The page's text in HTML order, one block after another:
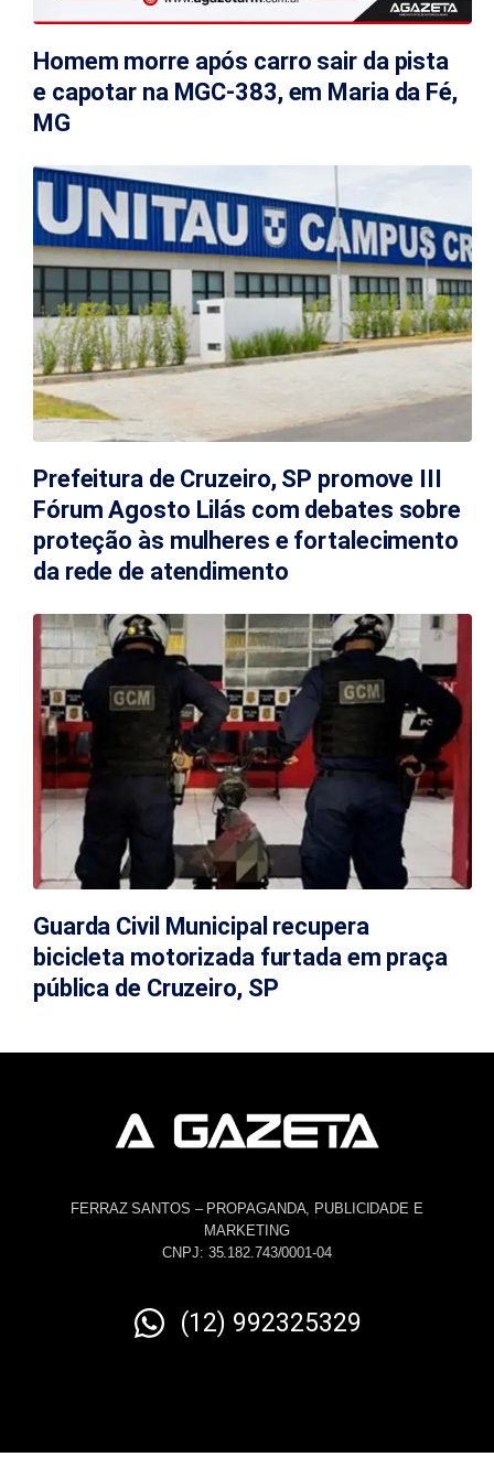
Homem morre após carro sair da pista
e capotar na MGC-383, em Maria da Fé,
MG
Prefeitura de Cruzeiro, SP promove III
Fórum Agosto Lilás com debates sobre
proteção às mulheres e fortalecimento
da rede de atendimento
Guarda Civil Municipal recupera
bicicleta motorizada furtada em praça
pública de Cruzeiro, SP
FERRAZ SANTOS – PROPAGANDA, PUBLICIDADE E
MARKETING
CNPJ: 35.182.743/0001-04
(12) 992325329